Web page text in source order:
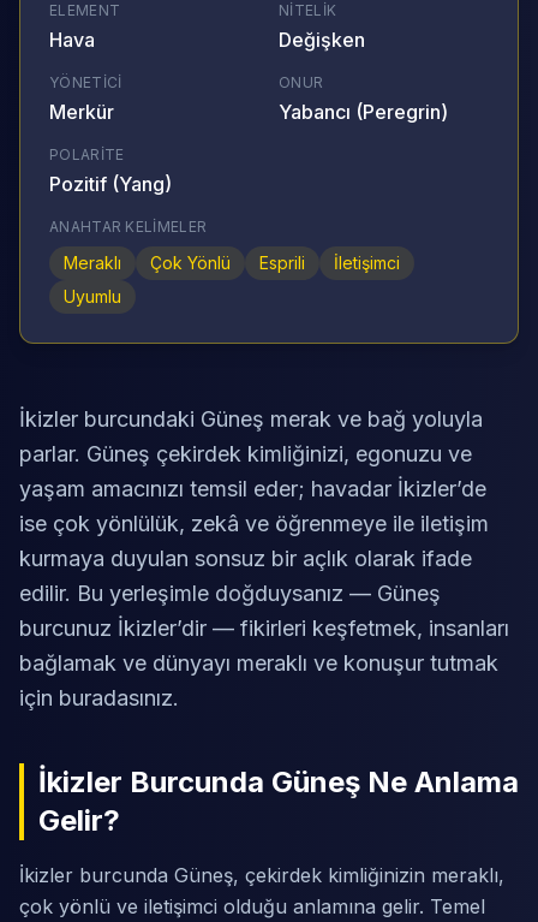
ELEMENT
Hava
NITELIK
Değişken
YÖNETICI
Merkür
ONUR
Yabancı (Peregrin)
POLARITE
Pozitif (Yang)
ANAHTAR KELIMELER
Meraklı Çok Yönlü Esprili
İletişimci
Uyumlu
İkizler burcundaki Güneş merak ve bağ yoluyla
parlar. Güneş çekirdek kimliğinizi, egonuzu ve
yaşam amacınızı temsil eder; havadar İkizler’de
ise çok yönlülük, zekâ ve öğrenmeye ile iletişim
kurmaya duyulan sonsuz bir açlık olarak ifade
edilir. Bu yerleşimle doğduysanız — Güneş
burcunuz İkizler’dir — fikirleri keşfetmek, insanları
bağlamak ve dünyayı meraklı ve konuşur tutmak
için buradasınız.
İkizler Burcunda Güneş Ne Anlama
Gelir?
İkizler burcunda Güneş, çekirdek kimliğinizin meraklı,
çok yönlü ve iletişimci olduğu anlamına gelir. Temel